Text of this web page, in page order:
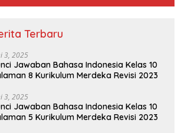
Terbaru
3, 2025
Jawaban Bahasa Indonesia Kelas 10
8 Kurikulum Merdeka Revisi 2023
3, 2025
Jawaban Bahasa Indonesia Kelas 10
5 Kurikulum Merdeka Revisi 2023